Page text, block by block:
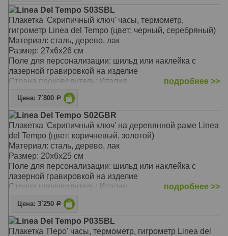
Linea Del Tempo S03SBL
Плакетка 'Скрипичный ключ' часы, термометр,
гигрометр Linea del Tempo (цвет: черный, серебряный)
Материал: сталь, дерево, лак
Размер: 27х6х26 см
Поле для персонализации: шильд или наклейка с
лазерной гравировкой на изделие
Страна производитель: Италия
подробнее >>
Цена: 7`800 Р
Linea Del Tempo S02GBR
Плакетка 'Скрипичный ключ' на деревянной раме Linea
del Tempo (цвет: коричневый, золотой)
Материал: сталь, дерево, лак
Размер: 20х6х25 см
Поле для персонализации: шильд или наклейка с
лазерной гравировкой на изделие
Страна производитель: Италия
подробнее >>
Цена: 3`250 Р
Linea Del Tempo P03SBL
Плакетка 'Перо' часы, термометр, гигрометр Linea del